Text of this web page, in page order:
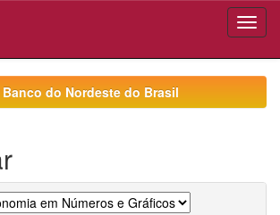
Banco do Nordeste do Brasil